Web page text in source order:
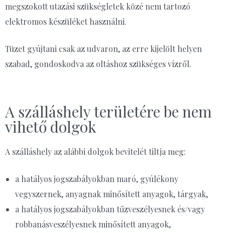
megszokott utazási szükségletek közé nem tartozó
elektromos készüléket használni.
Tüzet gyújtani csak az udvaron, az erre kijelölt helyen
szabad, gondoskodva az oltáshoz szükséges vízről.
A szálláshely területére be nem
vihető dolgok
A szálláshely az alábbi dolgok bevitelét tiltja meg:
a hatályos jogszabályokban maró, gyúlékony
vegyszernek, anyagnak minősített anyagok, tárgyak,
a hatályos jogszabályokban tűzveszélyesnek és/vagy
robbanásveszélyesnek minősített anyagok,